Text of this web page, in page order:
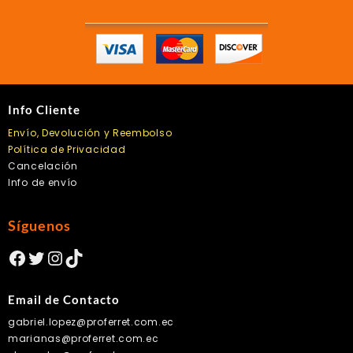
página
de
producto
Info Cliente
Envío, Devolución y Reembolso
Política de Privacidad
Cancelación
Info de envío
Síguenos
Facebook
Twitter
Instagram
TikTok
Email de Contacto
gabriel.lopez@proferret.com.ec
marianas@proferret.com.ec